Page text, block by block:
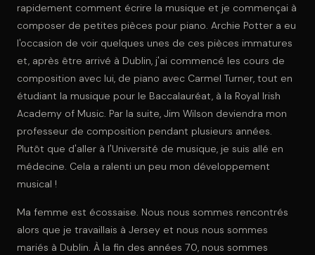
rapidement comment écrire la musique et je commençai à
composer de petites pièces pour piano. Archie Potter a eu
l'occasion de voir quelques unes de ces pièces immatures
et, après être arrivé à Dublin, j'ai commencé les cours de
composition avec lui, de piano avec Carmel Turner, tout en
étudiant la musique pour le Baccalauréat, à la Royal Irish
Academy of Music. Par la suite, Jim Wilson deviendra mon
professeur de composition pendant plusieurs années.
Plutôt que d'aller à l'Université de musique, je suis allé en
médecine. Cela a ralenti un peu mon développement
musical !
Ma femme est écossaise. Nous nous sommes rencontrés
alors que je travaillais à Jersey et nous nous sommes
mariés à Dublin. À la fin des années 70, nous sommes